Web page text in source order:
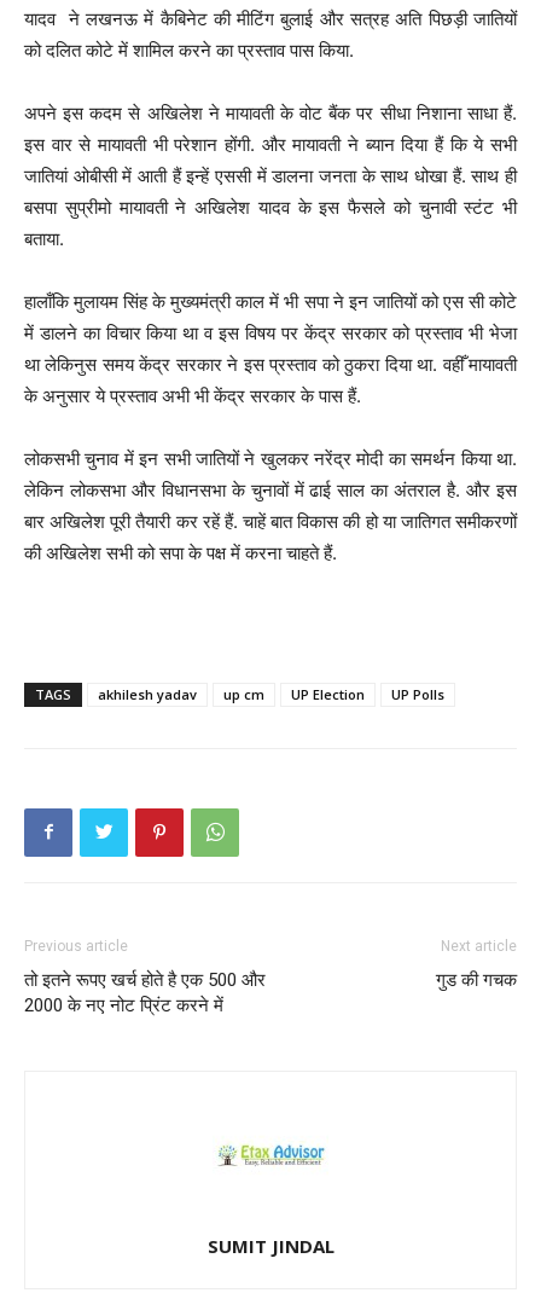
यादव ने लखनऊ में कैबिनेट की मीटिंग बुलाई और सत्रह अति पिछड़ी जातियों
को दलित कोटे में शामिल करने का प्रस्ताव पास किया.
अपने इस कदम से अखिलेश ने मायावती के वोट बैंक पर सीधा निशाना साधा हैं.
इस वार से मायावती भी परेशान होंगी. और मायावती ने ब्यान दिया हैं कि ये सभी
जातियां ओबीसी में आती हैं इन्हें एससी में डालना जनता के साथ धोखा हैं. साथ ही
बसपा सुप्रीमो मायावती ने अखिलेश यादव के इस फैसले को चुनावी स्टंट भी
बताया.
हालाँकि मुलायम सिंह के मुख्यमंत्री काल में भी सपा ने इन जातियों को एस सी कोटे
में डालने का विचार किया था व इस विषय पर केंद्र सरकार को प्रस्ताव भी भेजा
था लेकिनुस समय केंद्र सरकार ने इस प्रस्ताव को ठुकरा दिया था. वहीँ मायावती
के अनुसार ये प्रस्ताव अभी भी केंद्र सरकार के पास हैं.
लोकसभी चुनाव में इन सभी जातियों ने खुलकर नरेंद्र मोदी का समर्थन किया था.
लेकिन लोकसभा और विधानसभा के चुनावों में ढाई साल का अंतराल है. और इस
बार अखिलेश पूरी तैयारी कर रहें हैं. चाहें बात विकास की हो या जातिगत समीकरणों
की अखिलेश सभी को सपा के पक्ष में करना चाहते हैं.
TAGS akhilesh yadav up cm UP Election UP Polls
Previous article
तो इतने रूपए खर्च होते है एक 500 और
2000 के नए नोट प्रिंट करने में
Next article
गुड की गचक
SUMIT JINDAL